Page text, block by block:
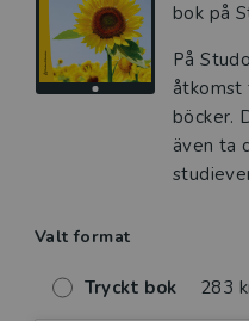
bok på
På
åtkomst
böcker.
även ta
Valt format
Tryckt bok 283